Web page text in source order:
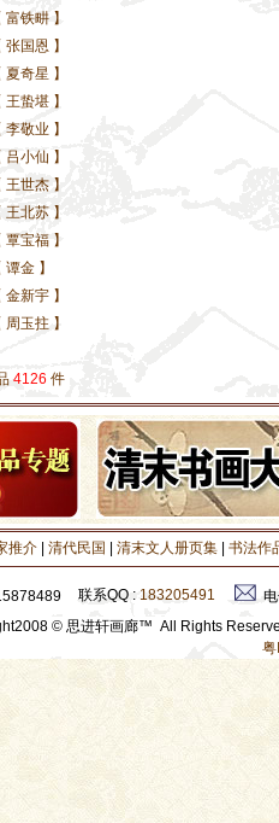
富铁畊 】
张国恩 】
夏奇星 】
王蛰堪 】
李敬业 】
吕小仙 】
王世杰 】
王北苏 】
覃宝福 】
谭金 】
金新宇 】
周玉拄 】
4126 件
推介 清代民国 清末文人册页集 书法作
联系QQ : 183205491
© 思进轩画廊™ All Rights